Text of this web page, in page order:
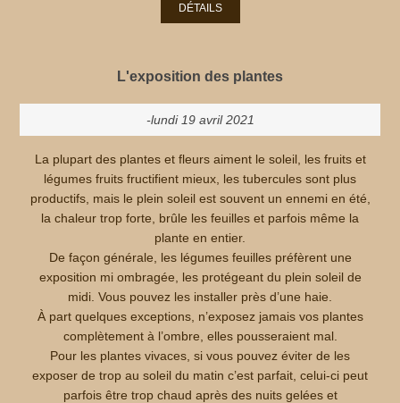
DÉTAILS
L'exposition des plantes
-lundi 19 avril 2021
La plupart des plantes et fleurs aiment le soleil, les fruits et
légumes fruits fructifient mieux, les tubercules sont plus
productifs, mais le plein soleil est souvent un ennemi en été,
la chaleur trop forte, brûle les feuilles et parfois même la
plante en entier.
De façon générale, les légumes feuilles préfèrent une
exposition mi ombragée, les protégeant du plein soleil de
midi. Vous pouvez les installer près d’une haie.
À part quelques exceptions, n’exposez jamais vos plantes
complètement à l’ombre, elles pousseraient mal.
Pour les plantes vivaces, si vous pouvez éviter de les
exposer de trop au soleil du matin c’est parfait, celui-ci peut
parfois être trop chaud après des nuits gelées et